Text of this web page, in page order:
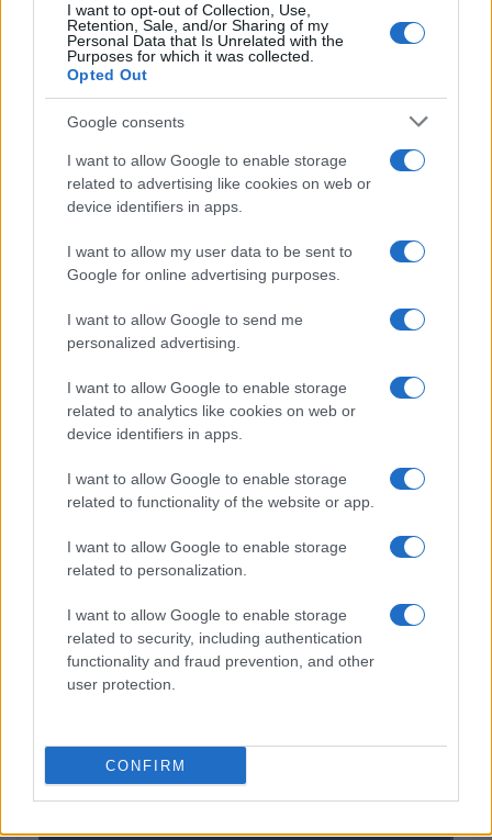
I want to opt-out of Collection, Use,
Retention, Sale, and/or Sharing of my
Personal Data that Is Unrelated with the
Purposes for which it was collected.
Opted Out
Google consents
I want to allow Google to enable storage
related to advertising like cookies on web or
device identifiers in apps.
I want to allow my user data to be sent to
Google for online advertising purposes.
I want to allow Google to send me
personalized advertising.
I want to allow Google to enable storage
related to analytics like cookies on web or
device identifiers in apps.
I want to allow Google to enable storage
related to functionality of the website or app.
I want to allow Google to enable storage
related to personalization.
I want to allow Google to enable storage
related to security, including authentication
functionality and fraud prevention, and other
user protection.
CONFIRM
Cómo la inteligencia artificial transforma la gestión financiera
personal
Marta Ruiz · 7 Ago 2026
FINANZAS
Cómo gestionar tus finanzas con el método 50/30/20 y más
Marta Ruiz · 7 Ago 2026
COTIZACIONES CRYPTO